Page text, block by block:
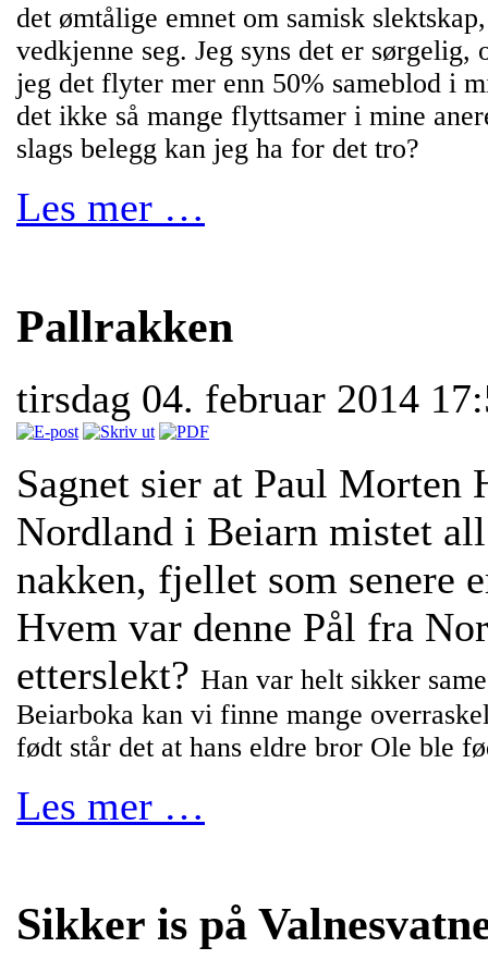
det ømtålige emnet om samisk
vedkjenne seg. Jeg syns det er
jeg det flyter mer enn 50% sameblod i
det ikke så mange flyttsamer i mine
slags belegg kan jeg ha for det tro?
Les mer …
Pallrakken
tirsdag 04. februar 2014
Sagnet sier at Paul Morten
Nordland i Beiarn mistet
nakken, fjellet som senere
Hvem var denne Pål fra
etterslekt? Han var helt sikker
Beiarboka kan vi finne mange
født står det at hans eldre bror Ole ble
Les mer …
Sikker is på